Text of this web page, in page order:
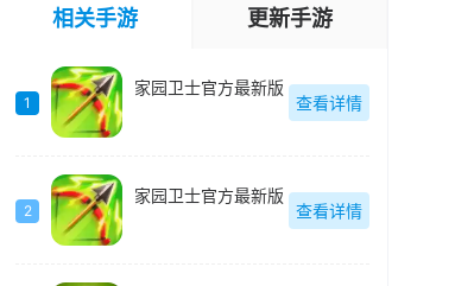
相关手游 更新手游
1
家园卫士官方最新版
查看详情
2
家园卫士官方最新版
查看详情